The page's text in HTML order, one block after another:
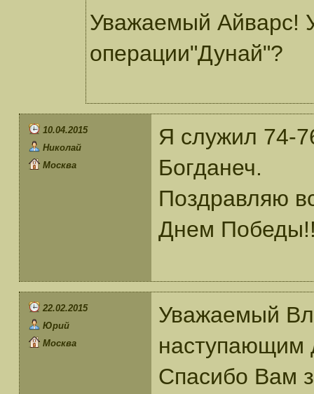
Уважаемый Айварс!
операции"Дунай"?
10.04.2015
Николай
Москва
Я служил 74-
Богданеч.
Поздравляю
Днем
22.02.2015
Юрий
Москва
Уважаемый
наступающим
Спасибо Вам